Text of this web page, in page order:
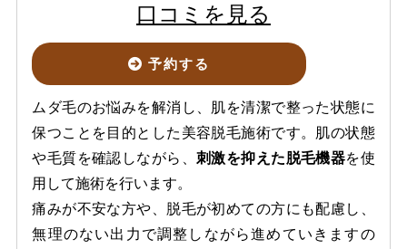
口コミを見る
予約する
ムダ毛のお悩みを解消し、肌を清潔で整った状態に
保つことを目的とした美容脱毛施術です。肌の状態
や毛質を確認しながら、 刺激を抑えた脱毛機器を使
用して施術を行います。
痛みが不安な方や、脱毛が初めての方にも配慮し、
無理のない出力で調整しながら進めていきますの